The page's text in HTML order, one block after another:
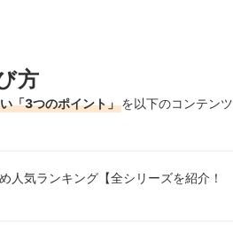
方
「3つのポイント」を以下のコンテンツ
人気ランキング【全シリーズを紹介！